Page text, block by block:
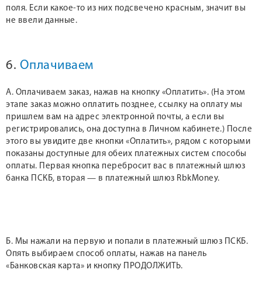
поля. Если какое-то из них подсвечено красным, значит вы
не ввели данные.
6. Оплачиваем
А. Оплачиваем заказ, нажав на кнопку «Оплатить». (На этом
этапе заказ можно оплатить позднее, ссылку на оплату мы
пришлем вам на адрес электронной почты, а если вы
регистрировались, она доступна в Личном кабинете.) После
этого вы увидите две кнопки «Оплатить», рядом с которыми
показаны доступные для обеих платежных систем способы
оплаты. Первая кнопка перебросит вас в платежный шлюз
банка ПСКБ, вторая — в платежный шлюз RbkMoney.
Б. Мы нажали на первую и попали в платежный шлюз ПСКБ.
Опять выбираем способ оплаты, нажав на панель
«Банковская карта» и кнопку ПРОДОЛЖИТЬ.